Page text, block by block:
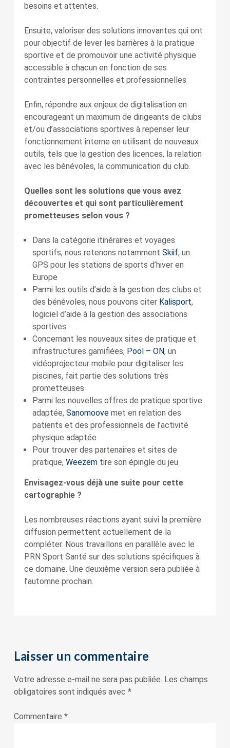
besoins et attentes.
Ensuite, valoriser des solutions innovantes qui ont
pour objectif de lever les barrières à la pratique
sportive et de promouvoir une activité physique
accessible à chacun en fonction de ses
contraintes personnelles et professionnelles
Enfin, répondre aux enjeux de digitalisation en
encourageant un maximum de dirigeants de clubs
et/ou d’associations sportives à repenser leur
fonctionnement interne en utilisant de nouveaux
outils, tels que la gestion des licences, la relation
avec les bénévoles, la communication du club.
Quelles sont les solutions que vous avez
découvertes et qui sont particulièrement
prometteuses selon vous ?
Dans la catégorie itinéraires et voyages
sportifs, nous retenons notamment Skiif, un
GPS pour les stations de sports d’hiver en
Europe
Parmi les outils d’aide à la gestion des clubs et
des bénévoles, nous pouvons citer Kalisport,
logiciel d’aide à la gestion des associations
sportives
Concernant les nouveaux sites de pratique et
infrastructures gamifiées, Pool – ON, un
vidéoprojecteur mobile pour digitaliser les
piscines, fait partie des solutions très
prometteuses
Parmi les nouvelles offres de pratique sportive
adaptée, Sanomoovemet en relation des
patients et des professionnels de l’activité
physique adaptée
Pour trouver des partenaires et sites de
pratique, Weezemtire son épingle du jeu
Envisagez-vous déjà une suite pour cette
cartographie ?
Les nombreuses réactions ayant suivi la première
diffusion permettent actuellement de la
compléter. Nous travaillons en parallèle avec le
PRN Sport Santé sur des solutions spécifiques à
ce domaine. Une deuxième version sera publiée à
l’automne prochain.
Laisser un commentaire
Votre adresse e-mail ne sera pas publiée. Les champs
obligatoires sont indiqués avec *
Commentaire *